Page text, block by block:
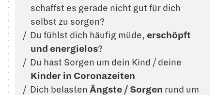
schaffst es gerade nicht gut für dich
selbst zu sorgen?
Du fühlst dich häufig müde, erschöpft
und energielos?
Du hast Sorgen um dein Kind / deine
Kinder in Coronazeiten
Dich belasten Ängste / Sorgen rund um